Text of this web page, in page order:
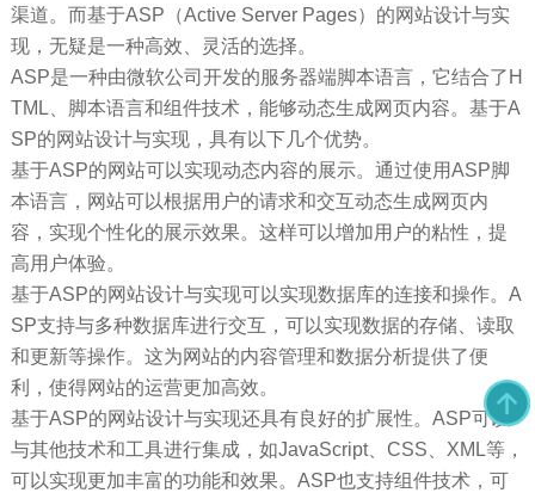
渠道。而基于ASP（Active Server Pages）的网站设计与实
现，无疑是一种高效、灵活的选择。
ASP是一种由微软公司开发的服务器端脚本语言，它结合了H
TML、脚本语言和组件技术，能够动态生成网页内容。基于A
SP的网站设计与实现，具有以下几个优势。
基于ASP的网站可以实现动态内容的展示。通过使用ASP脚
本语言，网站可以根据用户的请求和交互动态生成网页内
容，实现个性化的展示效果。这样可以增加用户的粘性，提
高用户体验。
基于ASP的网站设计与实现可以实现数据库的连接和操作。A
SP支持与多种数据库进行交互，可以实现数据的存储、读取
和更新等操作。这为网站的内容管理和数据分析提供了便
利，使得网站的运营更加高效。
基于ASP的网站设计与实现还具有良好的扩展性。ASP可以
与其他技术和工具进行集成，如JavaScript、CSS、XML等，
可以实现更加丰富的功能和效果。ASP也支持组件技术，可